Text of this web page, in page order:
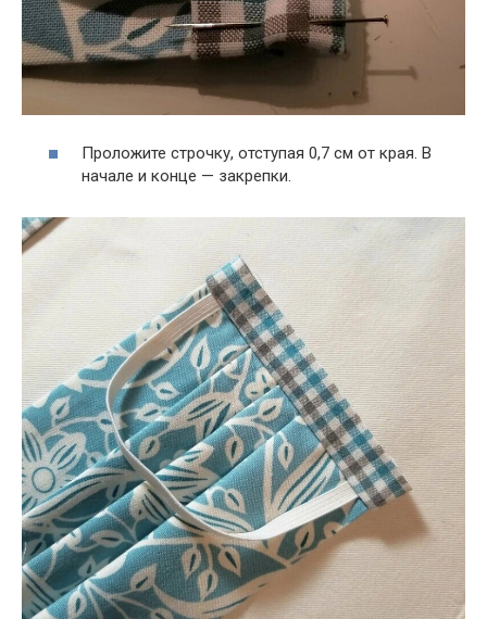
Проложите строчку, отступая 0,7 см от края. В
начале и конце — закрепки.